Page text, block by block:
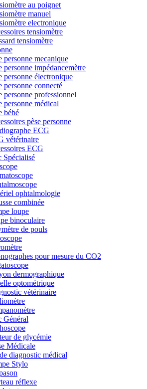
au poignet
manuel
electronique
tensiomètre
tensiomètre
personne mecanique
personne impédancemètre
personne électronique
personne connecté
personne professionnel
personne médical
bébé
pèse personne
ECG
vétérinaire
ECG
Spécialisé
ophtalmologie
combinée
loupe
binoculaire
de pouls
pour mesure du CO2
dermographique
optométrique
vétérinaire
Général
de glycémie
Médicale
diagnostic médical
Stylo
réflexe